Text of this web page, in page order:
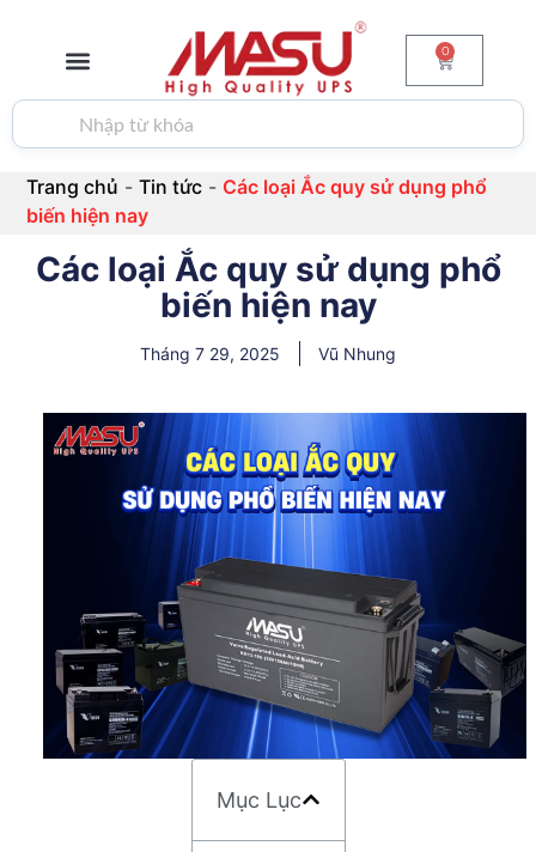
0
Trang chủ -Tin tức - Các loại Ắc quy sử dụng phổ
biến hiện nay
Các loại Ắc quy sử dụng phổ
biến hiện nay
Tháng 7 29, 2025 Vũ Nhung
Mục Lục